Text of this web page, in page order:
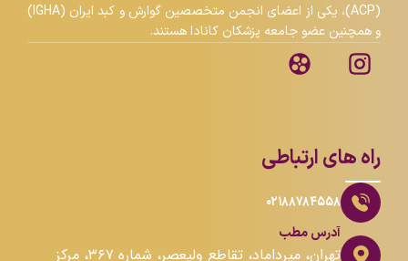
(ACP)، یکی از اعضای انجمن متخصصین گوارش و کبد ایران (IGHA)
و همچنین عضو جامعه پزشکان کانادا هستند.
راه های ارتباطی
۰۲۱۸۸۷۸۴۵۵۸
آدرس مطب
تهران، میرداماد، تقاطع ولیعصر، شماره ۳۶۷، مرکز